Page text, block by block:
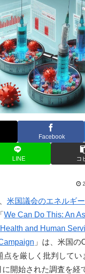
Facebook
LINE コ
米国議会のエネルギ
We Can Do This: An
and Human
」は、米国の
点を厳しく批判してい
開始された調査を経